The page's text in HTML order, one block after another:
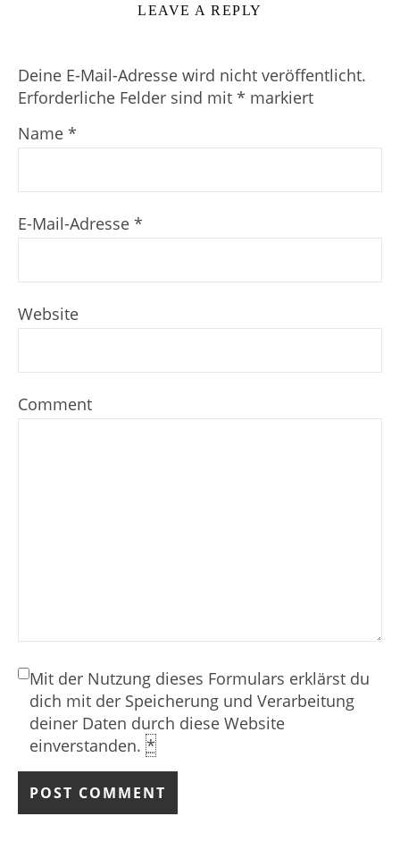
LEAVE A REPLY
Deine E-Mail-Adresse wird nicht veröffentlicht.
Erforderliche Felder sind mit * markiert
Name *
E-Mail-Adresse *
Website
Comment
Mit der Nutzung dieses Formulars erklärst du
dich mit der Speicherung und Verarbeitung
deiner Daten durch diese Website
einverstanden. *